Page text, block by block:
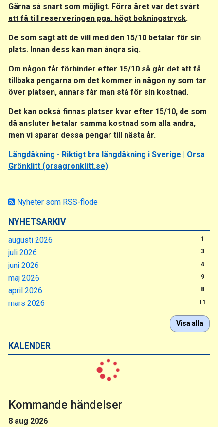
Nyheter som RSS-flöde
NYHETSARKIV
augusti 2026 1
juli 2026 3
juni 2026 4
maj 2026 9
april 2026 8
mars 2026 11
Visa alla
KALENDER
Kommande händelser
8 aug 2026
Gärna så snart som möjligt. Förra året var det svårt
att få till reserveringen pga. högt bokningstryck.
De som sagt att de vill med den 15/10 betalar för sin
plats. Innan dess kan man ångra sig.
Om någon får förhinder efter 15/10 så går det att få
tillbaka pengarna om det kommer in någon ny som tar
över platsen, annars får man stå för sin kostnad.
Det kan också finnas platser kvar efter 15/10, de som
då ansluter betalar samma kostnad som alla andra,
men vi sparar dessa pengar till nästa år.
Längdåkning - Riktigt bra längdåkning i Sverige | Orsa
Grönklitt (orsagronklitt.se)